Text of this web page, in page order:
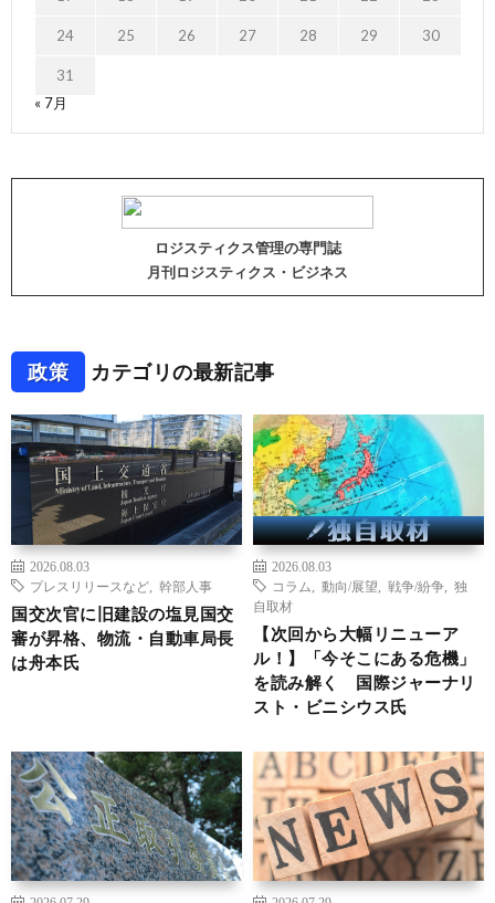
24 25 26 27 28 29 30
31
« 7月
ロジスティクス管理の専門誌
月刊ロジスティクス・ビジネス
政策 カテゴリの最新記事
2026.08.03
プレスリリースなど
幹部人事
国交次官に旧建設の塩見国交
審が昇格、物流・自動車局長
は舟本氏
2026.08.03
コラム
動向/展望 戦争/紛争
独
自取材
【次回から大幅リニューア
ル！】「今そこにある危機」
を読み解く 国際ジャーナリ
スト・ビニシウス氏